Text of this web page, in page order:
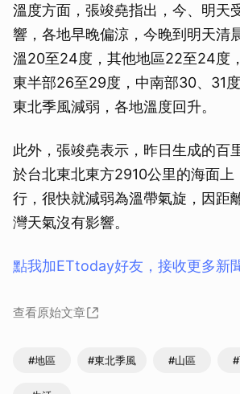
溫度方面，張竣堯指出，今、明天
響，各地早晚偏涼，今晚到明天清
溫20至24度，其他地區22至24度
東半部26至29度，中南部30、31
東北季風減弱，各地溫度回升。
此外，張竣堯表示，昨日生成的百
於台北東北東方2910公里的海面上
行，很快就減弱為溫帶氣旋，因距
灣天氣沒有影響。
點我加ETtoday好友，接收更多新
查看原始文章
#地區 #東北季風 #山區